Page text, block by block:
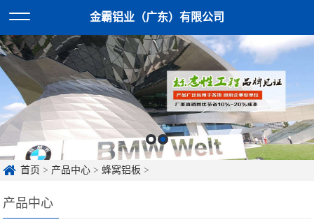
金霸铝业（广东）有限公司
首页 > 产品中心 >蜂窝铝板 >
产品中心